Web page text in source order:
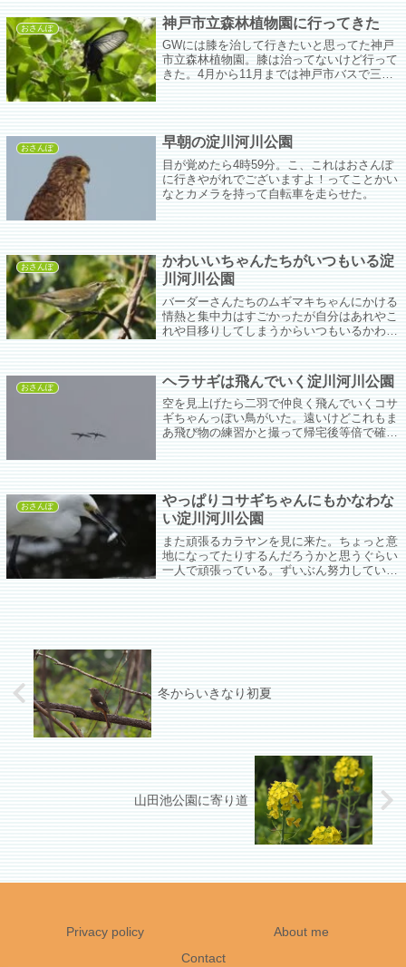
やせたやん。これが本来のあたしよ～。も
う...
おさんぽ 神戸市立森林植物園に行ってきた
GWには膝を治して行きたいと思ってた神戸
市立森林植物園。膝は治ってないけど行って
きた。4月から11月までは神戸市バスで三宮
おさんぽ 早朝の淀川河川公園
目が覚めたら4時59分。こ、これはおさんぽ
に行きやがれでございますよ！ってことかい
なとカメラを持って自転車を走らせた。
おさんぽ
かわいいちゃんたちがいつもいる淀
川河川公園
バーダーさんたちのムギマキちゃんにかける
情熱と集中力はすごかったが自分はあれやこ
れや目移りしてしまうからいつもいるかわい
おさんぽ ヘラサギは飛んでいく淀川河川公園
空を見上げたら二羽で仲良く飛んでいくコサ
ギちゃんっぽい鳥がいた。遠いけどこれもま
あ飛び物の練習かと撮って帰宅後等倍で確認
おさんぽ
やっぱりコサギちゃんにもかなわな
い淀川河川公園
また頑張るカラヤンを見に来た。ちょっと意
地になってたりするんだろうかと思うぐらい
一人で頑張っている。ずいぶん努力している
冬からいきなり初夏
山田池公園に寄り道
Privacy policy
About me
Contact